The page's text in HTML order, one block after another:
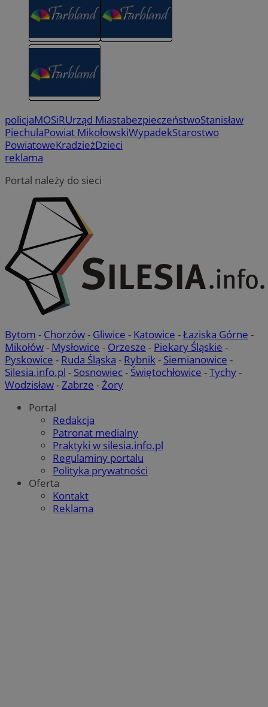
policjaMOSiRUrząd MiastabezpieczeństwoStanisław
PiechulaPowiat MikołowskiWypadekStarostwo
PowiatoweKradzieżDzieci
reklama
Portal należy do sieci
Bytom - Chorzów- Gliwice - Katowice -Łaziska Górne -
Mikołów- Mysłowice - Orzesze - Piekary Śląskie -
Pyskowice - Ruda Śląska - Rybnik - Siemianowice -
Silesia.info.pl - Sosnowiec- Świętochłowice -Tychy-
Wodzisław- Zabrze - Żory
Portal
Redakcja
Patronat medialny
Praktyki w silesia.info.pl
Regulaminy portalu
Polityka prywatności
Oferta
Kontakt
Reklama